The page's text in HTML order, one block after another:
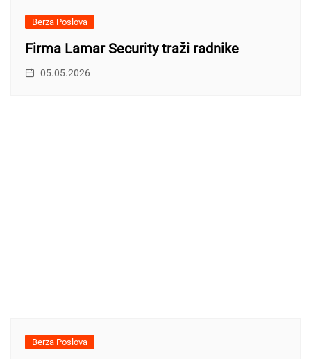
Berza Poslova
Firma Lamar Security traži radnike
05.05.2026
Berza Poslova